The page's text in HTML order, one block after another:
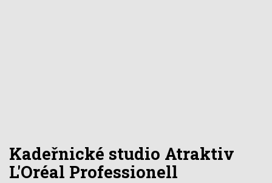
Kadeřnické studio Atraktiv
L'Oréal Professionell